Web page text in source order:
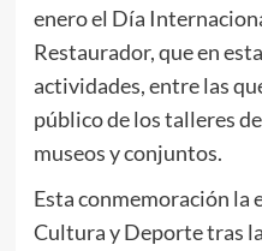
enero el Día
Restaurador, que en
actividades, entre las
público de los talleres
museos y conjuntos.
Esta conmemoración la
Cultura y Deporte tras